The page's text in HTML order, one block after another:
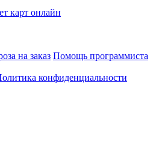
карт онлайн
на заказ Помощь программиста
конфиденциальности